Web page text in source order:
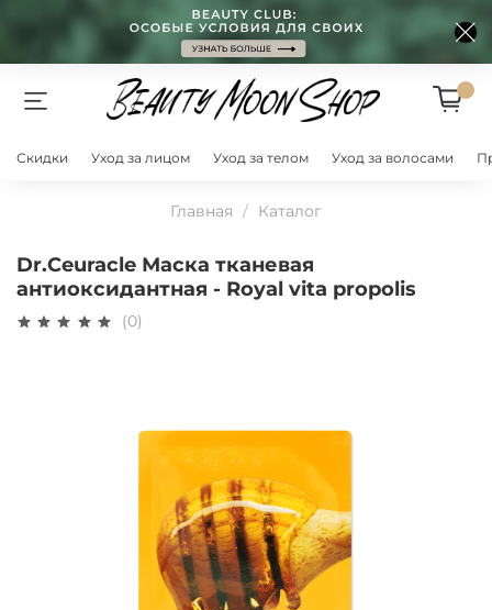
Скидки Уход за лицом Уход за телом Уход за волосами
Главная Каталог
Dr.Ceuracle Маска тканевая
антиоксидантная - Royal vita propolis
(0)